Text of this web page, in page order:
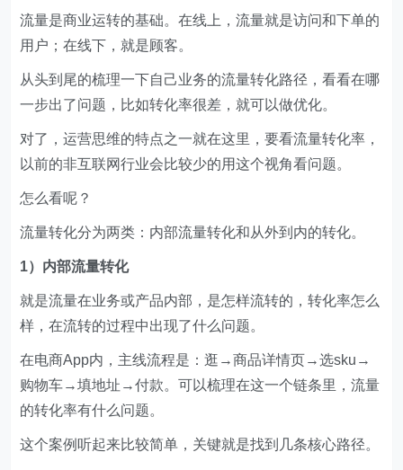
流量是商业运转的基础。在线上，流量就是访问和下单的
用户；在线下，就是顾客。
从头到尾的梳理一下自己业务的流量转化路径，看看在哪
一步出了问题，比如转化率很差，就可以做优化。
对了，运营思维的特点之一就在这里，要看流量转化率，
以前的非互联网行业会比较少的用这个视角看问题。
怎么看呢？
流量转化分为两类：内部流量转化和从外到内的转化。
1）内部流量转化
就是流量在业务或产品内部，是怎样流转的，转化率怎么
样，在流转的过程中出现了什么问题。
在电商App内，主线流程是：逛→商品详情页→选sku→
购物车→填地址→付款。可以梳理在这一个链条里，流量
的转化率有什么问题。
这个案例听起来比较简单，关键就是找到几条核心路径。